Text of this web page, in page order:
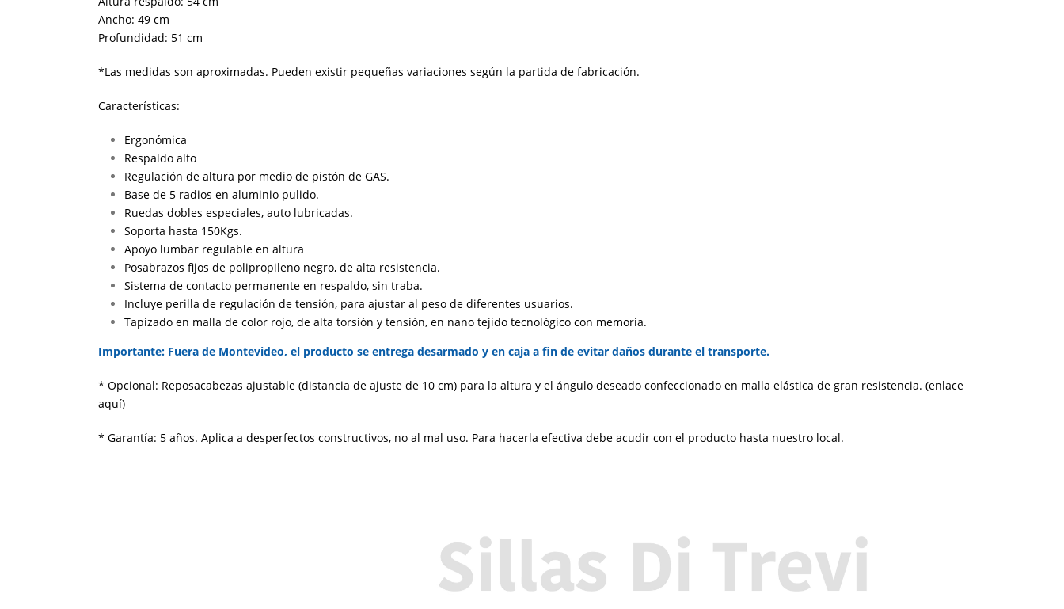
Ancho: 49 cm
Profundidad: 51 cm
*Las medidas son aproximadas. Pueden existir pequeñas variaciones según la partida de fabricación.
Características:
Ergonómica
Respaldo alto
Regulación de altura por medio de pistón de GAS.
Base de 5 radios en aluminio pulido.
Ruedas dobles especiales, auto lubricadas.
Soporta hasta 150Kgs.
Apoyo lumbar regulable en altura
Posabrazos fijos de polipropileno negro, de alta resistencia.
Sistema de contacto permanente en respaldo, sin traba.
Incluye perilla de regulación de tensión, para ajustar al peso de diferentes usuarios.
Tapizado en malla de color rojo, de alta torsión y tensión, en nano tejido tecnológico con memoria.
Importante: Fuera de Montevideo, el producto se entrega desarmado y en caja a fin de evitar daños durante el transporte.
* Opcional: Reposacabezas ajustable (distancia de ajuste de 10 cm) para la altura y el ángulo deseado confeccionado en malla elástica de gran resistencia. (enlace
aquí)
* Garantía: 5 años. Aplica a desperfectos constructivos, no al mal uso. Para hacerla efectiva debe acudir con el producto hasta nuestro local.